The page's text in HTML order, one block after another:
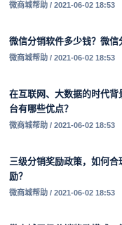
微商城帮助 / 2021-06-02 18:53
微信分销软件多少钱？微信
微商城帮助 / 2021-06-02 18:53
在互联网、大数据的时代背
台有哪些优点？
微商城帮助 / 2021-06-02 18:53
三级分销奖励政策，如何合
励？
微商城帮助 / 2021-06-02 18:53